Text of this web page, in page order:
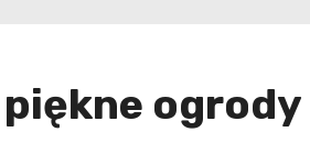
ogrody